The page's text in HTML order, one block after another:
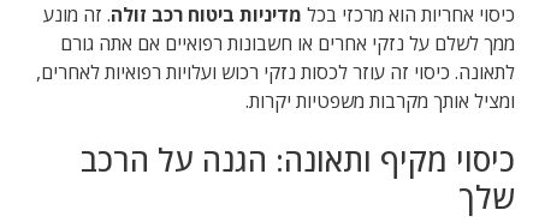
כיסוי אחריות הוא מרכזי בכל מדיניות ביטוח רכב זולה. זה מונע
ממך לשלם על נזקי אחרים או חשבונות רפואיים אם אתה גורם
לתאונה. כיסוי זה עוזר לכסות נזקי רכוש ועלויות רפואיות לאחרים,
ומציל אותך מקרבות משפטיות יקרות.
כיסוי מקיף ותאונה: הגנה על הרכב
שלך